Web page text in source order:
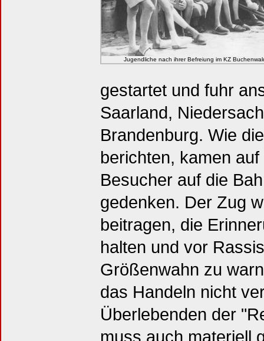
Jugendliche nach ihrer Befreiung im KZ
gestartet und fuhr
Saarland,
Brandenburg. Wie
berichten, kamen
Besucher auf die
gedenken. Der Zug
beitragen, die
halten und vor
Größenwahn zu
das Handeln nicht
Überlebenden der
muss auch materiell